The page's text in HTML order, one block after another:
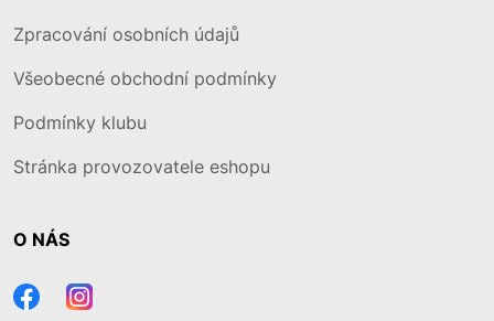
Zpracování osobních údajů
Všeobecné obchodní podmínky
Podmínky klubu
Stránka provozovatele eshopu
O NÁS